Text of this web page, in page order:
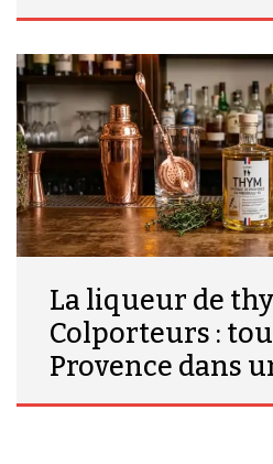
La liqueur de
Colporteurs :
Provence dans